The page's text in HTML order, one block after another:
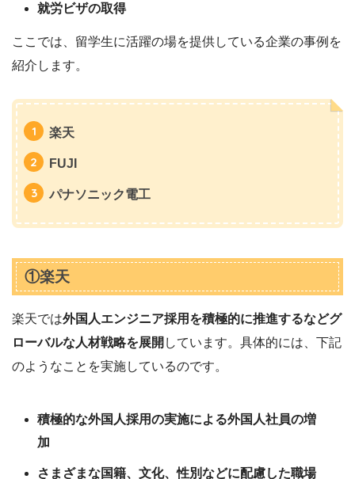
就労ビザの取得
ここでは、留学生に活躍の場を提供している企業の事例を
紹介します。
楽天
FUJI
パナソニック電工
①楽天
楽天では外国人エンジニア採用を積極的に推進するなどグ
ローバルな人材戦略を展開 しています。具体的には、下記
のようなことを実施しているのです。
積極的な外国人採用の実施による外国人社員の増
加
さまざまな国籍、文化、性別などに配慮した職場